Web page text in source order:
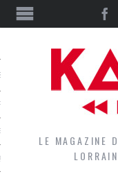
LE MAGAZINE